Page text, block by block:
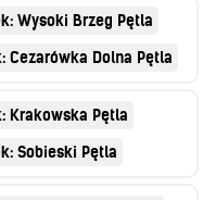
Wysoki Brzeg Pętla
Cezarówka Dolna Pętla
Krakowska Pętla
Sobieski Pętla